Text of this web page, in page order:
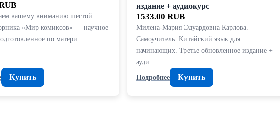
вашему вниманию шестой
«Мир комиксов» — научное
по матери…
Купить
издание + аудиокурс
1533.00 RUB
Милена-Мария Эдуардовна Карлова.
Самоучитель. Китайский язык для
начинающих. Третье обновленное издание +
ауди…
Подробнее
Купить